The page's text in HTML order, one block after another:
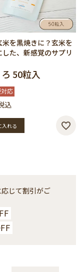
米を黒焼きに？玄米を
た、新感覚のサプリ
50粒入
応
込
入れる
じて割引がご